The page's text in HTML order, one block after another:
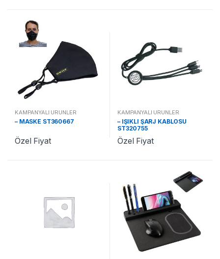
KAMPANYALI ÜRÜNLER
– MASKE ST360667
Özel Fiyat
KAMPANYALI ÜRÜNLER
– IŞIKLI ŞARJ KABLOSU
ST320755
Özel Fiyat